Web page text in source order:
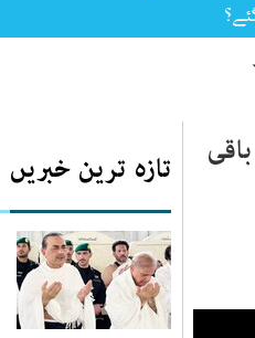
تازہ ترین خبریں